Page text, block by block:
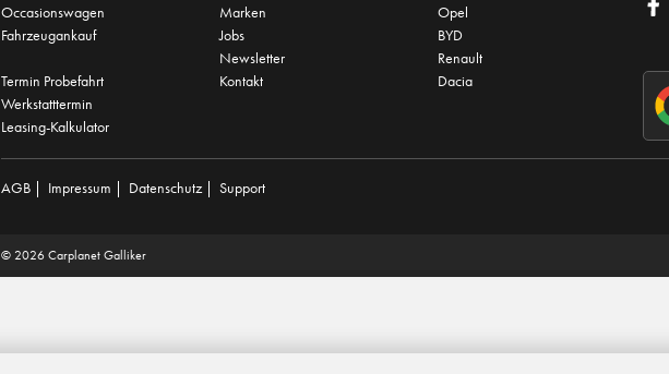
Occasionswagen
Fahrzeugankauf
Termin Probefahrt
Werkstatttermin
Leasing-Kalkulator
Marken
Jobs
Newsletter
Kontakt
Opel
BYD
Renault
Dacia
AGB | Impressum | Datenschutz| Support
© 2026 Carplanet Galliker